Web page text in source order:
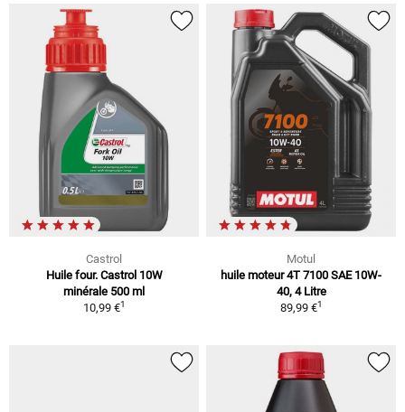
Castrol
Huile four. Castrol 10W
minérale 500 ml
10,99 €1
Motul
huile moteur 4T 7100 SAE 10W-
40, 4 Litre
89,99 €1